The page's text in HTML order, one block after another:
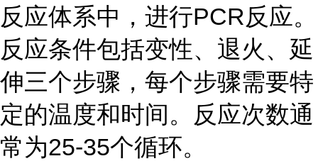
反应体系中，进行PCR反应。
反应条件包括变性、退火、延
伸三个步骤，每个步骤需要特
定的温度和时间。反应次数通
常为25-35个循环。